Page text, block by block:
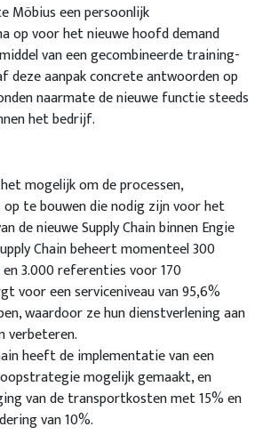
Möbius een persoonlijk
op voor het nieuwe hoofd demand
van een gecombineerde training-
deze aanpak concrete antwoorden op
naarmate de nieuwe functie steeds
het bedrijf.
mogelijk om de processen,
te bouwen die nodig zijn voor het
de nieuwe Supply Chain binnen Engie
Chain beheert momenteel 300
3.000 referenties voor 170
voor een serviceniveau van 95,6%
waardoor ze hun dienstverlening aan
verbeteren.
heeft de implementatie van een
mogelijk gemaakt, en
van de transportkosten met 15% en
van 10%.